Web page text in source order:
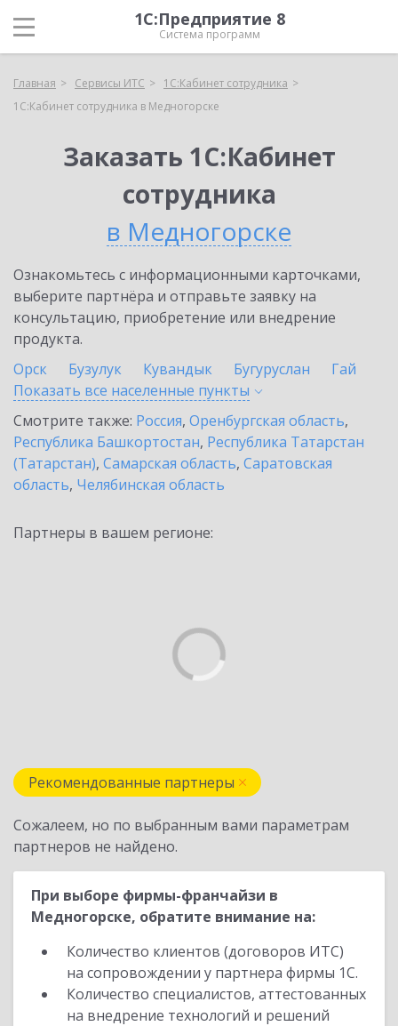
1С:Предприятие 8
Система программ
Главная Сервисы ИТС
1С:Кабинет сотрудника
1С:Кабинет сотрудника в Медногорске
Заказать 1С:Кабинет
сотрудника
в Медногорске
Ознакомьтесь с информационными карточками,
выберите партнёра и отправьте заявку на
консультацию, приобретение или внедрение
продукта.
Орск
Бузулук Кувандык Бугуруслан
Гай
Показать все населенные пункты
Смотрите также: Россия, Оренбургская область,
Республика Башкортостан, Республика Татарстан
(Татарстан), Самарская область, Саратовская
область, Челябинская область
Партнеры в вашем регионе:
Рекомендованные партнеры
Сожалеем, но по выбранным вами параметрам
партнеров не найдено.
При выборе фирмы-франчайзи в
Медногорске, обратите внимание на:
Количество клиентов (договоров ИТС)
на сопровождении у партнера фирмы 1С.
Количество специалистов, аттестованных
на внедрение технологий и решений